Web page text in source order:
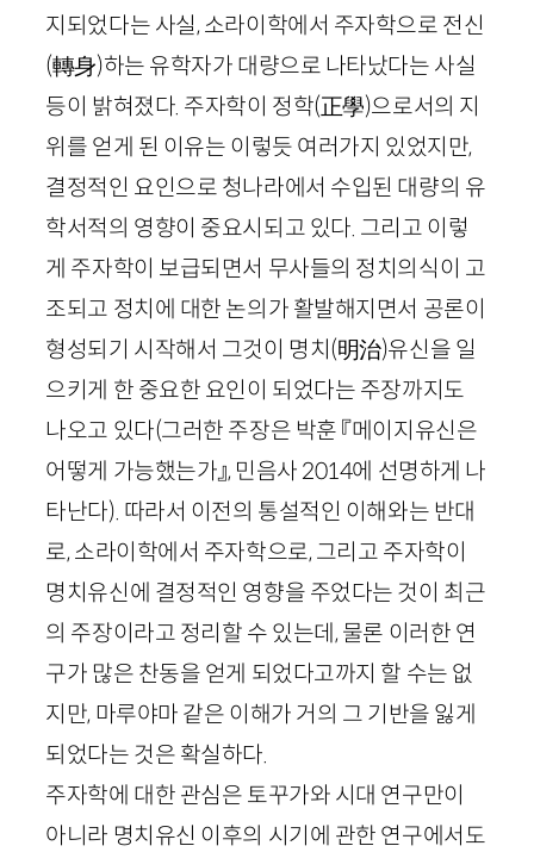
지되었다는 사실, 소라이학에서 주자학으로 전신
(轉身)하는 유학자가 대량으로 나타났다는 사실
등이 밝혀졌다. 주자학이 정학(正學)으로서의 지
위를 얻게 된 이유는 이렇듯 여러가지 있었지만,
결정적인 요인으로 청나라에서 수입된 대량의 유
학서적의 영향이 중요시되고 있다. 그리고 이렇
게 주자학이 보급되면서 무사들의 정치의식이 고
조되고 정치에 대한 논의가 활발해지면서 공론이
형성되기 시작해서 그것이 명치(明治)유신을 일
으키게 한 중요한 요인이 되었다는 주장까지도
나오고 있다(그러한 주장은 박훈 『메이지유신은
어떻게 가능했는가』, 민음사 2014에 선명하게 나
타난다). 따라서 이전의 통설적인 이해와는 반대
로, 소라이학에서 주자학으로, 그리고 주자학이
명치유신에 결정적인 영향을 주었다는 것이 최근
의 주장이라고 정리할 수 있는데, 물론 이러한 연
구가 많은 찬동을 얻게 되었다고까지 할 수는 없
지만, 마루야마 같은 이해가 거의 그 기반을 잃게
되었다는 것은 확실하다.
주자학에 대한 관심은 토꾸가와 시대 연구만이
아니라 명치유신 이후의 시기에 관한 연구에서도